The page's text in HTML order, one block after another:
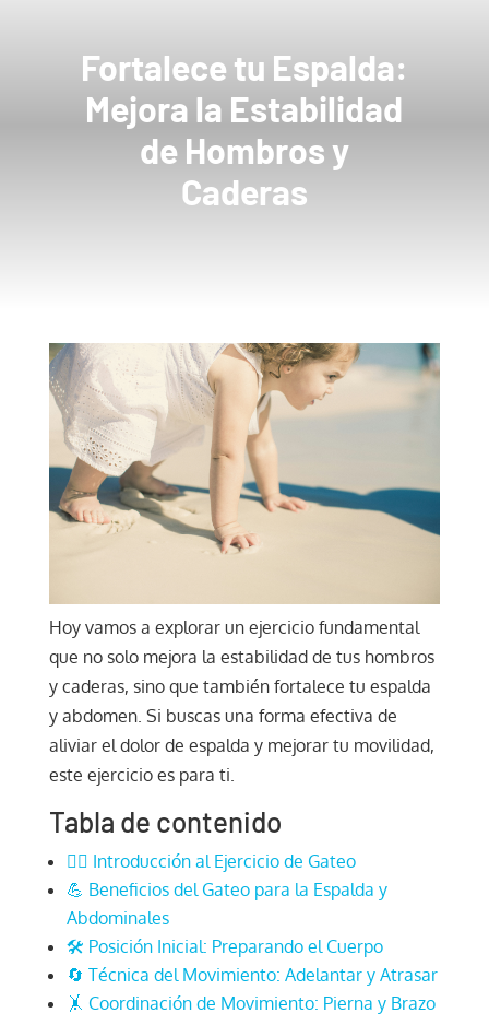
Fortalece tu Espalda:
Mejora la Estabilidad
de Hombros y
Caderas
Hoy vamos a explorar un ejercicio fundamental
que no solo mejora la estabilidad de tus hombros
y caderas, sino que también fortalece tu espalda
y abdomen. Si buscas una forma efectiva de
aliviar el dolor de espalda y mejorar tu movilidad,
este ejercicio es para ti.
Tabla de contenido
🧘‍♂️ Introducción al Ejercicio de Gateo
💪 Beneficios del Gateo para la Espalda y
Abdominales
🛠️ Posición Inicial: Preparando el Cuerpo
🔄 Técnica del Movimiento: Adelantar y Atrasar
🤸 Coordinación de Movimiento: Pierna y Brazo